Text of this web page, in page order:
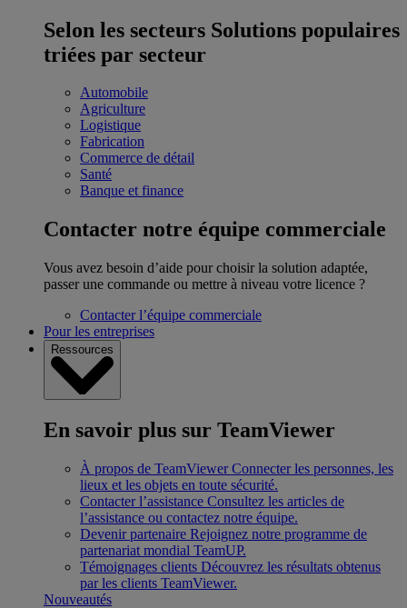
Selon les secteurs Solutions populaires
triées par secteur
Automobile
Agriculture
Logistique
Fabrication
Commerce de détail
Santé
Banque et finance
Contacter notre équipe commerciale
Vous avez besoin d’aide pour choisir la solution adaptée,
passer une commande ou mettre à niveau votre licence ?
Contacter l’équipe commerciale
Pour les entreprises
Ressources
En savoir plus sur TeamViewer
À propos de TeamViewer Connecter les personnes, les
lieux et les objets en toute sécurité.
Contacter l’assistance Consultez les articles de
l’assistance ou contactez notre équipe.
Devenir partenaire Rejoignez notre programme de
partenariat mondial TeamUP.
Témoignages clients Découvrez les résultats obtenus
par les clients TeamViewer.
Nouveautés